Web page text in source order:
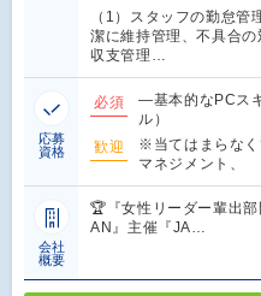
（1）スタッフの勤怠
潔に維持管理、不具合
収支管理…
応募
資格
必須
―基本的なPCス
ル）
歓迎
※当てはまらなく
マネジメント、
会社
概要
🏆『女性リーダー輩出
AN』主催『JA…